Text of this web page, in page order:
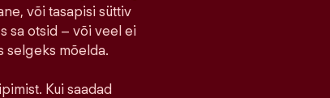
või tasapisi süttiv
sa otsid – või veel ei
selgeks mõelda.
Kui saadad